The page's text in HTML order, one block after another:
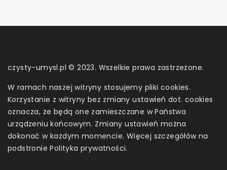
czysty-umysl.pl © 2023. Wszelkie prawa zastrzeżone.
W ramach naszej witryny stosujemy pliki cookies.
Korzystanie z witryny bez zmiany ustawień dot. cookies
oznacza, że będą one zamieszczane w Państwa
urządzeniu końcowym. Zmiany ustawień można
dokonać w każdym momencie. Więcej szczegółów na
podstroniePolityka prywatności.